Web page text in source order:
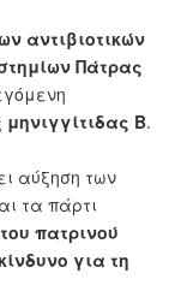
αντιβιοτικών
Πάτρας
μηνιγγίτιδας Β.
αύξηση των
τα πάρτι
πατρινού
για τη